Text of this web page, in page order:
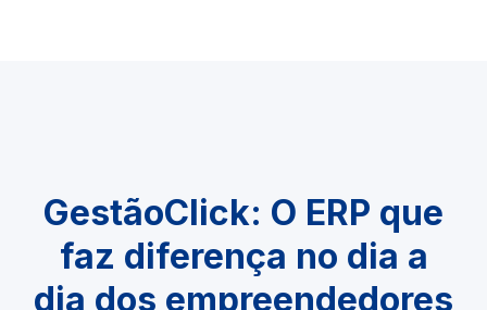
GestãoClick: O ERP que
faz diferença no dia a
dia dos empreendedores